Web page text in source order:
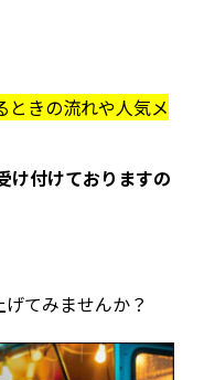
ときの流れや人気メ
け付けておりますの
てみませんか？